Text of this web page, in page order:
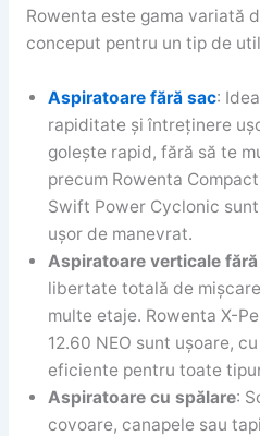
Rowenta este gama variată
conceput pentru un tip de
Aspiratoare fără sac:
rapiditate și întreținere
golește rapid, fără să te
precum Rowenta
Swift Power Cyclonic
ușor de manevrat.
Aspiratoare verticale
libertate totală de
multe etaje. Rowenta X-
12.60 NEO sunt ușoare,
eficiente pentru toate
Aspiratoare cu spălare:
covoare, canapele sau